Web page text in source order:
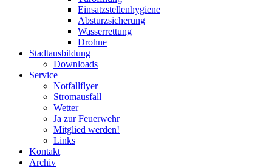
Einsatzstellenhygiene
Absturzsicherung
Wasserrettung
Drohne
Stadtausbildung
Downloads
Service
Notfallflyer
Stromausfall
Wetter
Ja zur Feuerwehr
Mitglied werden!
Links
Kontakt
Archiv